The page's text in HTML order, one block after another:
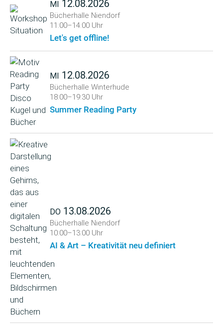
MI 12.08.2026
Bücherhalle Niendorf
11:00–14:00 Uhr
Let's get offline!
MI 12.08.2026
Bücherhalle Winterhude
18:00–19:30 Uhr
Summer Reading Party
DO 13.08.2026
Bücherhalle Niendorf
10:00–13:00 Uhr
AI & Art – Kreativität neu definiert